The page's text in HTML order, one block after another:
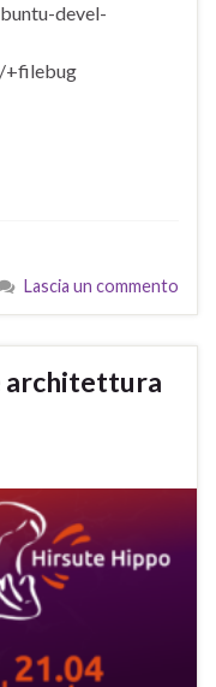
devel-
+filebug
Lascia un commento
architettura